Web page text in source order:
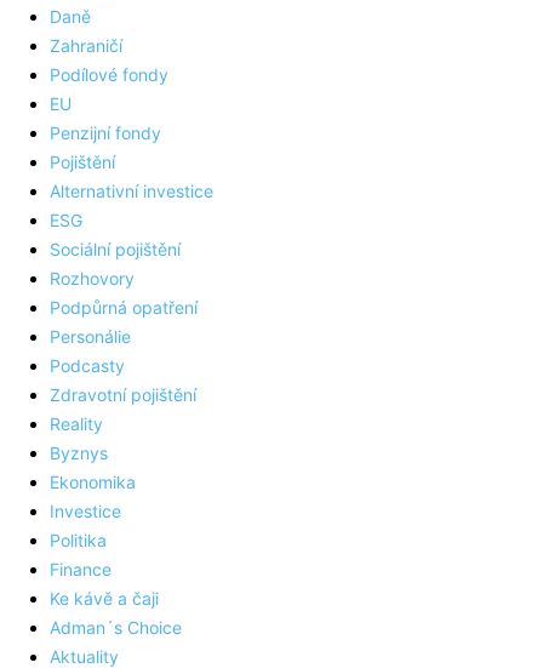
Daně
Zahraničí
Podílové fondy
EU
Penzijní fondy
Pojištění
Alternativní investice
ESG
Sociální pojištění
Rozhovory
Podpůrná opatření
Personálie
Podcasty
Zdravotní pojištění
Reality
Byznys
Ekonomika
Investice
Politika
Finance
Ke kávě a čaji
Adman´s Choice
Aktuality